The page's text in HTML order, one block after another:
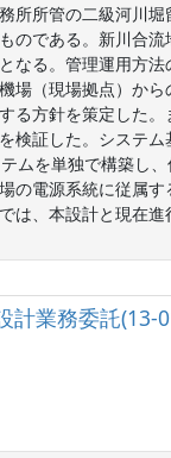
所所管の二級河川
のである。新川合
なる。管理運用方
場（現場拠点）か
る方針を策定した
検証した。システ
ムを単独で構築し
の電源系統に従属
は、本設計と現在
計業務委託(13-